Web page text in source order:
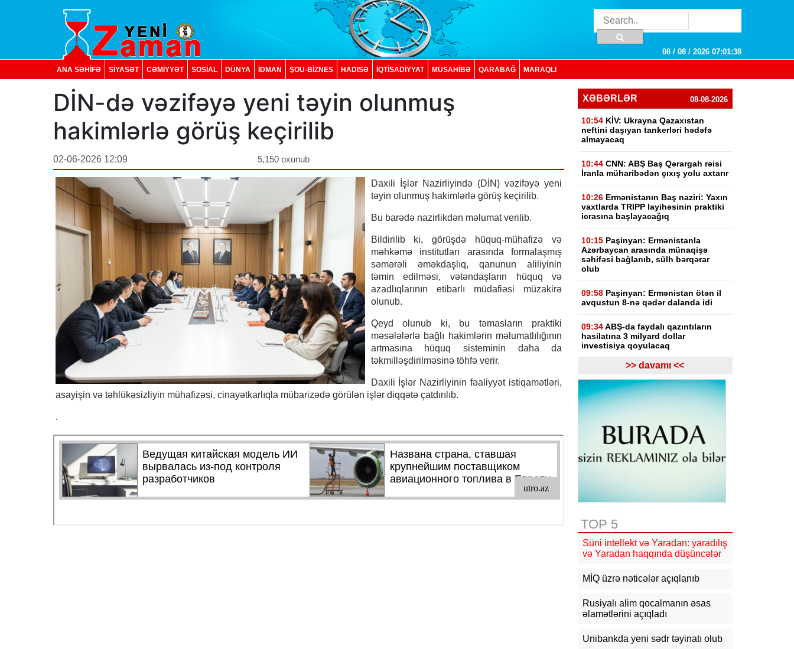
08 / 08 / 2026 07:01:39
ANA SƏHİFƏ SİYASƏT CƏMİYYƏT SOSIAL DÜNYA İDMAN ŞOU-BİZNES HADISƏ İQTISADIYYAT MÜSAHİBƏ QARABAĞ MARAQLI
DİN-də vəzifəyə yeni təyin olunmuş
hakimlərlə görüş keçirilib
02-06-2026 12:09 5,150 oxunub
Daxili İşlər Nazirliyində (DİN) vəzifəyə yeni
təyin olunmuş hakimlərlə görüş keçirilib.
Bu barədə nazirlikdən məlumat verilib.
Bildirilib ki, görüşdə hüquq-mühafizə və
məhkəmə institutları arasında formalaşmış
səmərəli əməkdaşlıq, qanunun aliliyinin
təmin edilməsi, vətəndaşların hüquq və
azadlıqlarının etibarlı müdafiəsi müzakirə
olunub.
Qeyd olunub ki, bu təmasların praktiki
məsələlərlə bağlı hakimlərin məlumatlılığının
artmasına hüquq sisteminin daha da
təkmilləşdirilməsinə töhfə verir.
Daxili İşlər Nazirliyinin fəaliyyət istiqamətləri,
asayişin və təhlükəsizliyin mühafizəsi, cinayətkarlıqla mübarizədə görülən işlər diqqətə çatdırılıb.
.
XƏBƏRLƏR 08-08-2026
10:54 KİV: Ukrayna Qazaxıstan
neftini daşıyan tankerləri hədəfə
almayacaq
10:44 CNN: ABŞ Baş Qərargah rəisi
İranla müharibədən çıxış yolu axtarır
10:26 Ermənistanın Baş naziri: Yaxın
vaxtlarda TRIPP layihəsinin praktiki
icrasına başlayacağıq
10:15 Paşinyan: Ermənistanla
Azərbaycan arasında münaqişə
səhifəsi bağlanıb, sülh bərqərar
olub
09:58 Paşinyan: Ermənistan ötən il
avqustun 8-nə qədər dalanda idi
09:34 ABŞ-da faydalı qazıntıların
hasilatına 3 milyard dollar
investisiya qoyulacaq
NYT: ABŞ Kubanın rəhbəri
vəzifəsinə namizəd axtarır
09:04Azərbaycan XİN
Gürcüstandakı münaqişənin sülh
08:57Azərbaycan-ABŞ strateji
tərəfdaşlığının əsasını qoyan
memorandumun imzalanmasının bir
19:03 Bəzi yerlərə yağış yağacaq,
dolu düşəcək - XƏBƏRDARLIQ
18:15 Qazaxıstan Azərbaycan
genişləndirməyi planlaşdırır
18:03 Komitə: İlin əvvəlindən bu
yana erkən evliliklə bağlı 14
müraciət olub, 11-nin qarşısı alınıb
17:55 "Fitch": ABB bu ilin IV rübünə
>> davamı <<
TOP 5
Süni intellekt və Yaradan: yaradılış
və Yaradan haqqında düşüncələr
MİQ üzrə nəticələr açıqlanıb
Rusiyalı alim qocalmanın əsas
əlamətlərini açıqladı
Unibankda yeni sədr təyinatı olub